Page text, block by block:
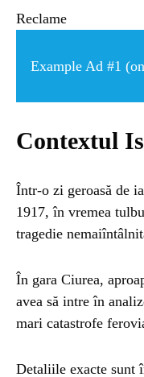
Reclame
Example Ad #1
Contextul
Într-o zi geroasă de
1917, în vremea
tragedie
În gara Ciurea,
avea să intre în
mari catastrofe
Detaliile exacte sunt
POPULAR